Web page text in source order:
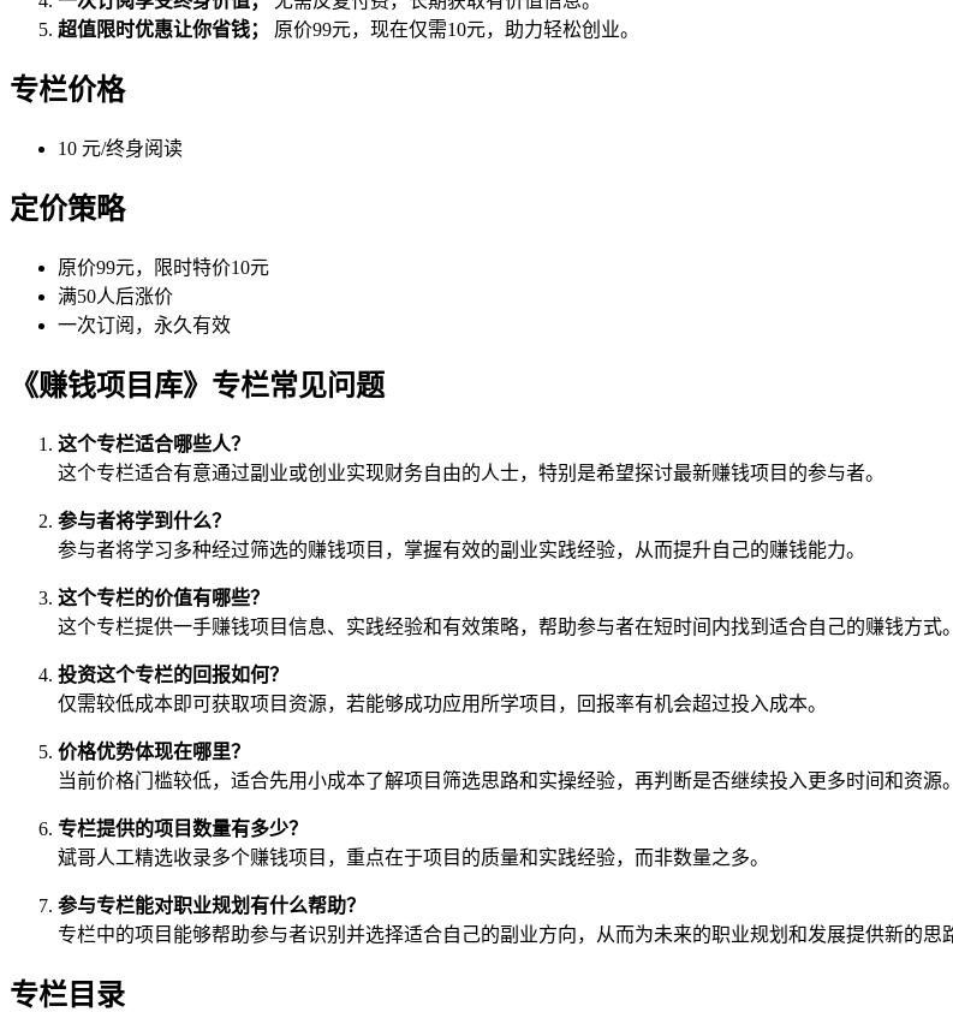
超值限时优惠让你省钱；
原价99元，现在仅需10元，助力轻松创业。
专栏价格
10 元/终身阅读
定价策略
原价99元，限时特价10元
满50人后涨价
一次订阅，永久有效
《赚钱项目库》专栏常见问题
这个专栏适合哪些人？
这个专栏适合有意通过副业或创业实现财务自由的人士，特别是希望探讨最新赚钱项目的参与者。
参与者将学到什么？
参与者将学习多种经过筛选的赚钱项目，掌握有效的副业实践经验，从而提升自己的赚钱能力。
这个专栏的价值有哪些？
这个专栏提供一手赚钱项目信息、实践经验和有效策略，帮助参与者在短时间内找到适合自己的赚钱方式。
投资这个专栏的回报如何？
仅需较低成本即可获取项目资源，若能够成功应用所学项目，回报率有机会超过投入成本。
价格优势体现在哪里？
当前价格门槛较低，适合先用小成本了解项目筛选思路和实操经验，再判断是否继续投入更多时间和资源。
专栏提供的项目数量有多少？
斌哥人工精选收录多个赚钱项目，重点在于项目的质量和实践经验，而非数量之多。
参与专栏能对职业规划有什么帮助？
专栏中的项目能够帮助参与者识别并选择适合自己的副业方向，从而为未来的职业规划和发展提供新的思
专栏目录